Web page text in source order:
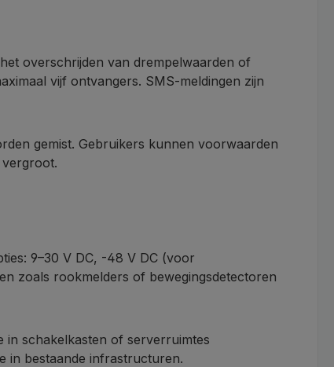
overschrijden van drempelwaarden of
vijf ontvangers. SMS-meldingen zijn
gemist. Gebruikers kunnen voorwaarden
vergroot.
9–30 V DC, -48 V DC (voor
zoals rookmelders of bewegingsdetectoren
schakelkasten of serverruimtes
in bestaande infrastructuren.